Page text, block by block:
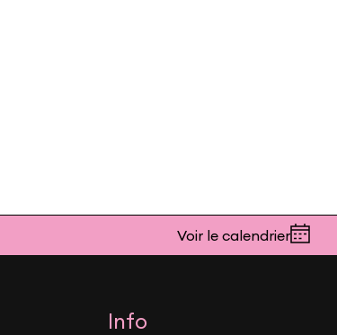
Voir le calendrier
Info